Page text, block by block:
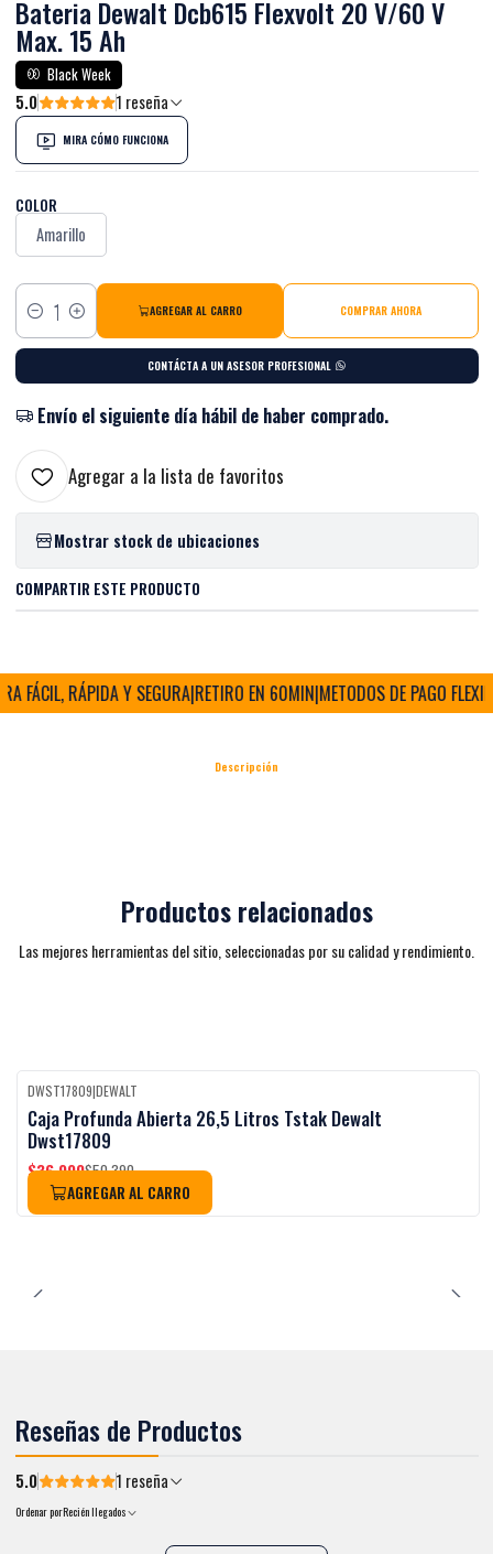
Bateria Dewalt Dcb615 Flexvolt 20 V/60 V
Max. 15 Ah
Black Week
5.0 1 reseña
MIRA CÓMO FUNCIONA
COLOR
Amarillo
Cantidad
AGREGAR AL CARRO COMPRAR AHORA
CONTÁCTA A UN ASESOR PROFESIONAL
Envío el siguiente día hábil de haber comprado.
Agregar a la lista de favoritos
Mostrar stock de ubicaciones
COMPARTIR ESTE PRODUCTO
FÁCIL, RÁPIDA Y SEGURA|RETIRO EN 60MIN|METODOS DE PAGO
Descripción
Productos relacionados
Las mejores herramientas del sitio, seleccionadas por su calidad y rendimiento.
-27%OFF Black Week
DWST17809|DEWALT
Caja Profunda Abierta 26,5 Litros Tstak Dewalt
Dwst17809
$36.990$50.390
AGREGAR AL CARRO
Reseñas de Productos
5.0 1 reseña
Ordenar porRecién llegados